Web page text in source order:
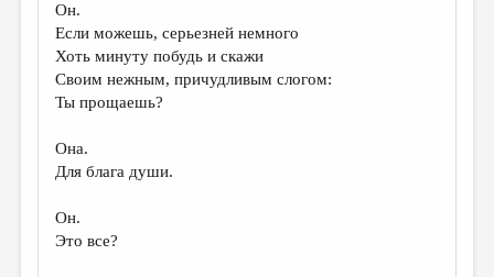
ОБЗОР ЛИТЕРАТУРЫ
СТРАНИЦЫ ПАМЯТИ
ОБЪЯВЛЕНИЯ
КОЛОНКА РЕДАКТОРА
РЕДКОЛЛЕГИЯ
ОТ РЕДАКЦИИ
МАЛАЯ ПРОЗА
Он.
Если можешь, серьезней немного
Хоть минуту побудь и скажи
Своим нежным, причудливым слогом:
Ты прощаешь?
Она.
Для блага души.
Он.
Это все?